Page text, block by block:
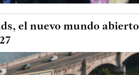
el nuevo mundo abierto